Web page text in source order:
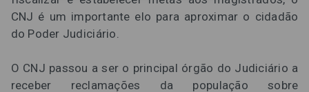
CNJ é um importante elo para aproximar o cidadão
do Poder Judiciário.
O CNJ passou a ser o principal órgão do Judiciário a
receber reclamações da população sobre